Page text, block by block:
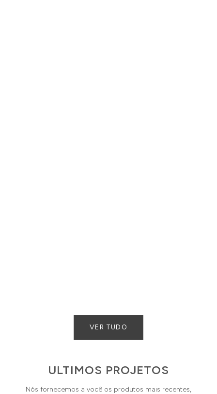
VER TUDO
ULTIMOS PROJETOS
Nós fornecemos a você os produtos mais recentes,